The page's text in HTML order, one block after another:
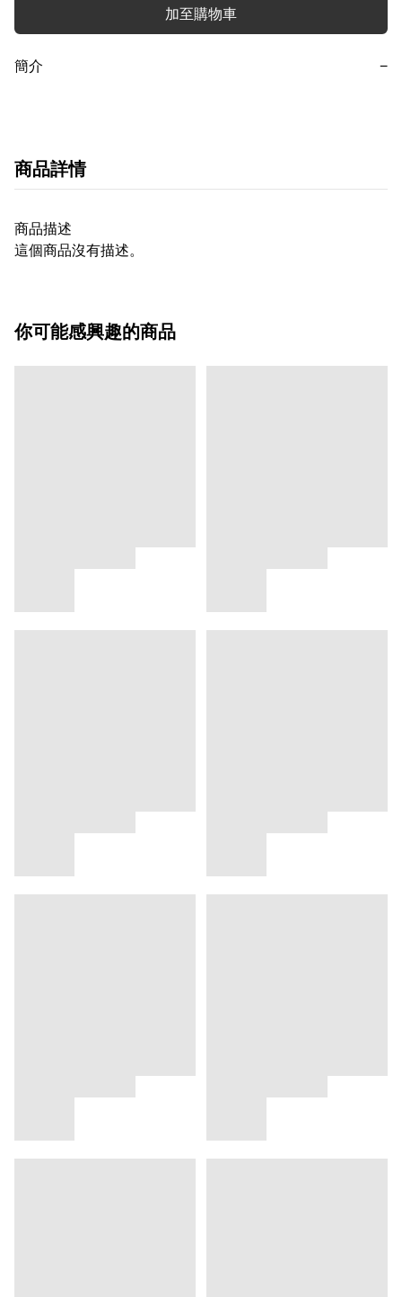
加至購物車
簡介 −
商品詳情
商品描述
這個商品沒有描述。
你可能感興趣的商品